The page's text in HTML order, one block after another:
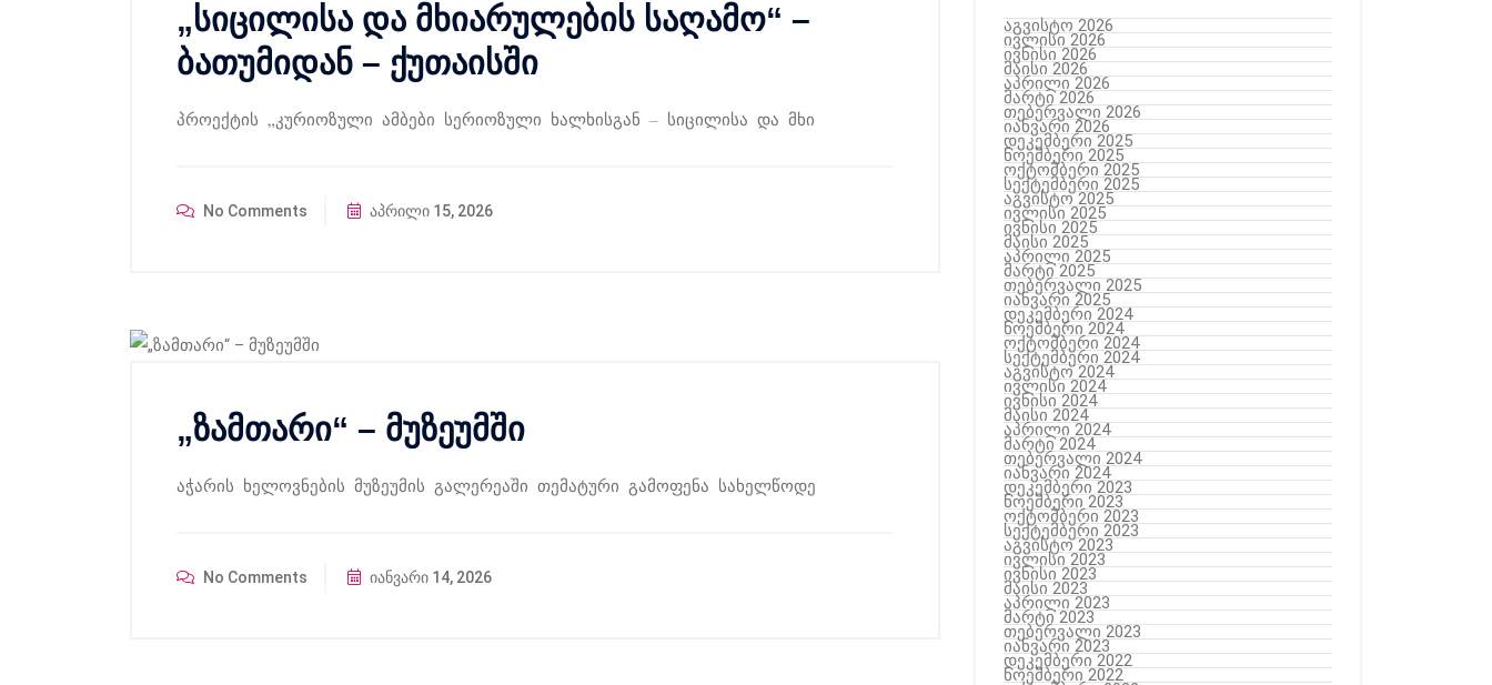
„სიცილისა და მხიარულების საღამო“ –
ბათუმიდან – ქუთაისში
პროექტის „კურიოზული ამბები სერიოზული ხალხისგან – სიცილისა და მხი
No Comments აპრილი 15, 2026
„ზამთარი“ – მუზეუმში
აჭარის ხელოვნების მუზეუმის გალერეაში თემატური გამოფენა სახელწოდე
No Comments იანვარი 14, 2026
აგვისტო 2026
ივლისი 2026
ივნისი 2026
მაისი 2026
აპრილი 2026
მარტი 2026
თებერვალი 2026
იანვარი 2026
დეკემბერი 2025
ნოემბერი 2025
ოქტომბერი 2025
სექტემბერი 2025
აგვისტო 2025
ივლისი 2025
ივნისი 2025
მაისი 2025
აპრილი 2025
მარტი 2025
თებერვალი 2025
იანვარი 2025
დეკემბერი 2024
ნოემბერი 2024
ოქტომბერი 2024
სექტემბერი 2024
აგვისტო 2024
ივლისი 2024
ივნისი 2024
მაისი 2024
აპრილი 2024
მარტი 2024
თებერვალი 2024
იანვარი 2024
დეკემბერი 2023
ნოემბერი 2023
ოქტომბერი 2023
სექტემბერი 2023
აგვისტო 2023
ივლისი 2023
ივნისი 2023
მაისი 2023
აპრილი 2023
მარტი 2023
თებერვალი 2023
იანვარი 2023
დეკემბერი 2022
ნოემბერი 2022